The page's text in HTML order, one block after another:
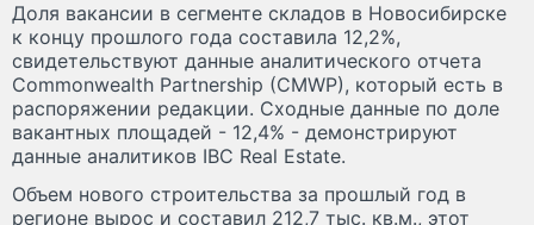
Доля вакансии в сегменте складов в Новосибирске
к концу прошлого года составила 12,2%,
свидетельствуют данные аналитического отчета
Commonwealth Partnership (CMWP), который есть в
распоряжении редакции. Сходные данные по доле
вакантных площадей - 12,4% - демонстрируют
данные аналитиков IBC Real Estate.
Объем нового строительства за прошлый год в
регионе вырос и составил 212,7 тыс. кв.м., этот